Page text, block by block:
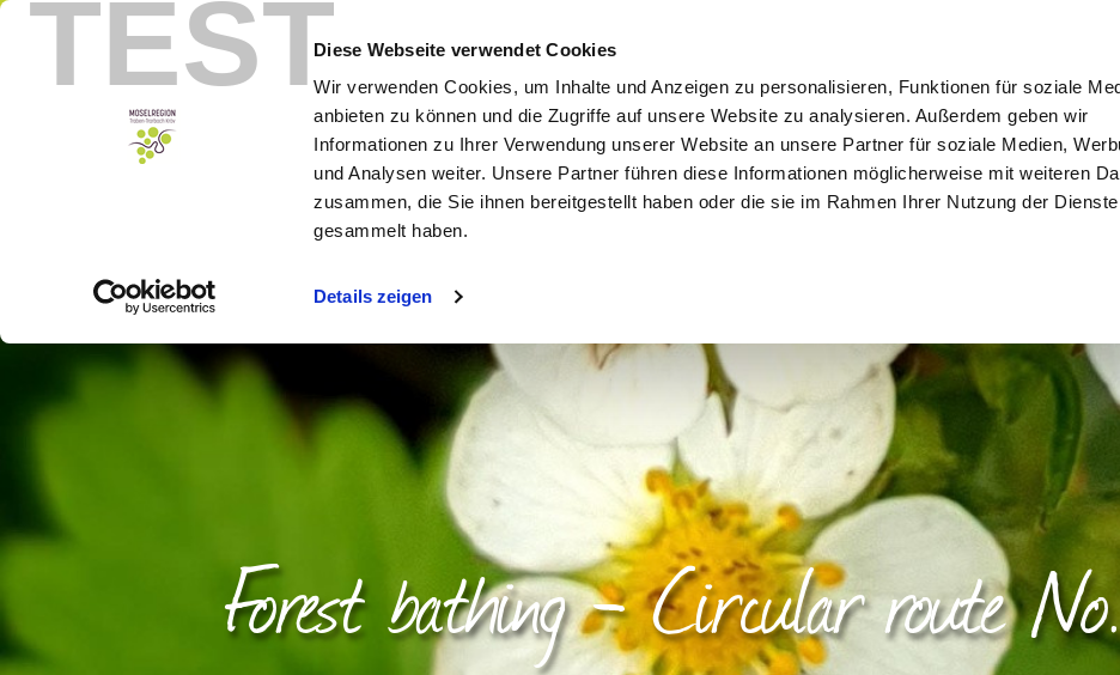
TESTDiese Webseite verwendet Cookies
Wir verwenden Cookies, um Inhalte und Anzeigen zu personalisieren, Funktionen für soziale
anbieten zu können und die Zugriffe auf unsere Website zu analysieren. Außerdem geben wir
Informationen zu Ihrer Verwendung unserer Website an unsere Partner für soziale Medien,
und Analysen weiter. Unsere Partner führen diese Informationen möglicherweise mit weiteren
zusammen, die Sie ihnen bereitgestellt haben oder die sie im Rahmen Ihrer Nutzung der Dienste
gesammelt haben.
Details zeigen
Booking Menu
Forest bathing - Circular route